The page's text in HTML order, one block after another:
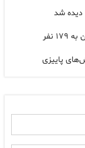
دیده شد
نفر
پاییزی